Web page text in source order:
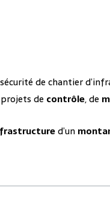
de chantier
de contrôle, de
d’un